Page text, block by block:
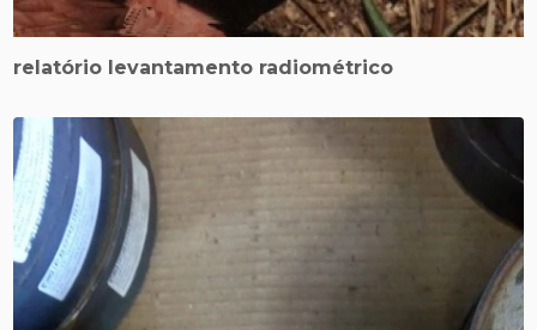
relatório levantamento radiométrico